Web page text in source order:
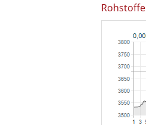
Rohstoffe